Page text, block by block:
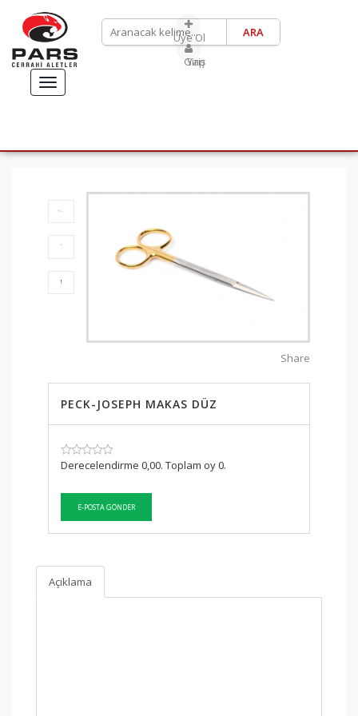
TOGGLE
Üye Ol
Giriş Yap
ÜRÜNLERİMİZ
SÜLEYMAN TAŞ RHİNOPLASTY SETİ
Share
PECK-JOSEPH MAKAS DÜZ
SKU:
Derecelendirme 0,00. Toplam oy 0.
Açıklama